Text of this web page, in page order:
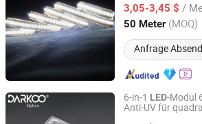
3,05-3,45 $ /
50 Meter (MOQ)
Anfrage
Hunan, China Seit 2021
6-in-1 LED-Modul
Anti-UV für
Darkoo Optics (Zhongshan) Co., Ltd